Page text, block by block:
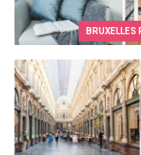
BRUXELLES
COUVERTS Les